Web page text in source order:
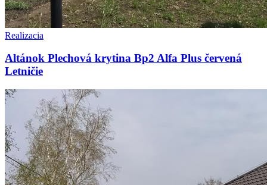
Realizacia
Altánok Plechová krytina Bp2 Alfa Plus červená
Letničie